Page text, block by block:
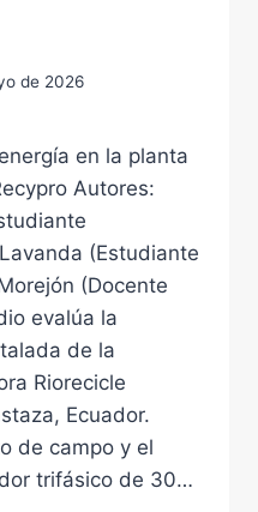
de 2026
en la planta
Autores:
(Estudiante
(Docente
evalúa la
de la
Riorecicle
Ecuador.
de campo y el
trifásico de 30…